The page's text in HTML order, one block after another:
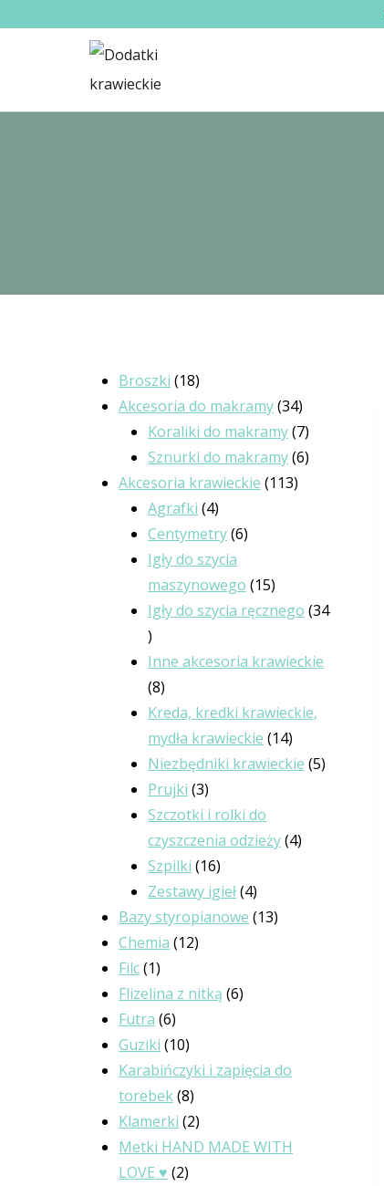
Broszki 18
Akcesoria do makramy 34
Koraliki do makramy 7
Sznurki do makramy 6
Akcesoria krawieckie 113
Agrafki 4
Centymetry 6
Igły do szycia
maszynowego 15
Igły do szycia ręcznego 34
Inne akcesoria krawieckie
8
Kreda, kredki krawieckie,
mydła krawieckie 14
Niezbędniki krawieckie 5
Prujki 3
Szczotki i rolki do
czyszczenia odzieży 4
Szpilki 16
Zestawy igieł 4
Bazy styropianowe 13
Chemia 12
Filc 1
Flizelina z nitką 6
Futra 6
Guziki 10
Karabińczyki i zapięcia do
torebek 8
Klamerki 2
Metki HAND MADE WITH
LOVE ♥ 2